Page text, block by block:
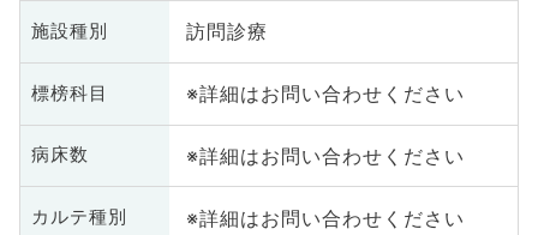
施設種別 訪問診療
標榜科目 ※詳細はお問い合わせください
病床数 ※詳細はお問い合わせください
カルテ種別 ※詳細はお問い合わせください